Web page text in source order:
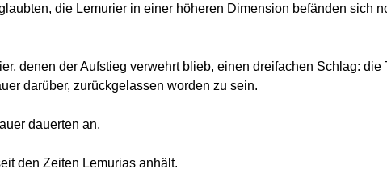
die Lemurier in einer höheren Dimension befänden sich
denen der Aufstieg verwehrt blieb, einen dreifachen Schlag:
darüber, zurückgelassen worden zu sein.
dauerten an.
den Zeiten Lemurias anhält.